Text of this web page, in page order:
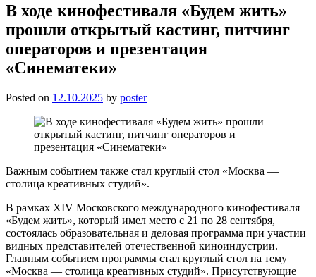
В ходе кинофестиваля «Будем жить»
прошли открытый кастинг, питчинг
операторов и презентация
«Синематеки»
Posted on 12.10.2025 by poster
Важным событием также стал круглый стол «Москва —
столица креативных студий».
В рамках ХIV Московского международного кинофестиваля
«Будем жить», который имел место с 21 по 28 сентября,
состоялась образовательная и деловая программа при участии
видных представителей отечественной киноиндустрии.
Главным событием программы стал круглый стол на тему
«Москва — столица креативных студий». Присутствующие